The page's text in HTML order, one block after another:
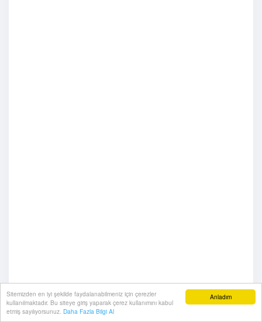
Anladım
Sitemizden en iyi şekilde faydalanabilmeniz için çerezler
kullanılmaktadır. Bu siteye giriş yaparak çerez kullanımını kabul
etmiş sayılıyorsunuz. Daha Fazla Bilgi Al